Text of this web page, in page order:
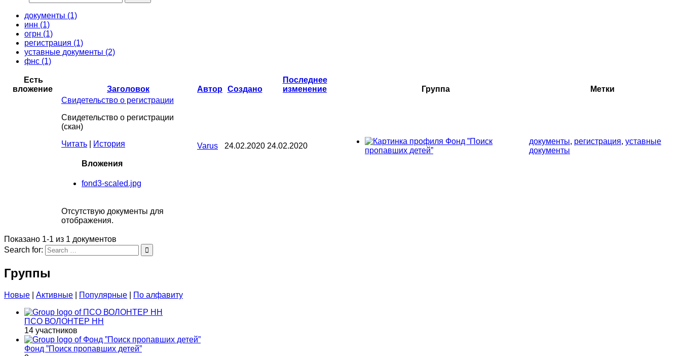
документы (1)
инн (1)
огрн (1)
регистрация (1)
уставные документы (2)
фнс (1)
Есть
вложение
Заголовок Автор Создано
Последнее
изменение
Группа
Метки
Свидетельство о регистрации
Свидетельство о регистрации
(скан)
Читать
История
Вложения
fond3-scaled.jpg
Varus 24.02.2020 24.02.2020
Фонд ”Поиск
пропавших детей”
документы, регистрация, уставные
документы
Отсутствую документы для
отображения.
Показано 1-1 из 1 документов
Search for:
Группы
Новые Активные Популярные По алфавиту
ПСО ВОЛОНТЕР НН
14 участников
Фонд ”Поиск пропавших детей”